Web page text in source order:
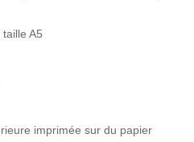
A5
imprimée sur du papier